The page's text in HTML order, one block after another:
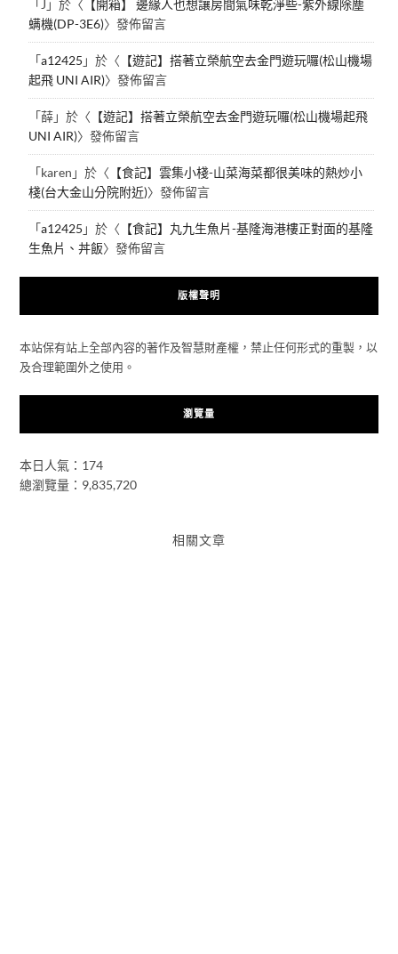
「 J 」於〈 【開箱】 邊緣人也想讓房間氣味乾淨些-紫外線除塵
螨機(DP-3E6)〉發佈留言
「a12425 」於〈 【遊記】搭著立榮航空去金門遊玩囉(松山機場
起飛 UNI AIR)〉發佈留言
「薛」於〈 【遊記】搭著立榮航空去金門遊玩囉(松山機場起飛
UNI AIR)〉發佈留言
「karen 」於〈 【食記】雲集小棧-山菜海菜都很美味的熱炒小
棧(台大金山分院附近)〉發佈留言
「a12425 」於〈 【食記】丸九生魚片-基隆海港樓正對面的基隆
生魚片、丼飯〉發佈留言
版權聲明
本站保有站上全部內容的著作及智慧財產權，禁止任何形式的重製，以
及合理範圍外之使用。
瀏覽量
本日人氣：174
總瀏覽量：9,835,720
相關文章